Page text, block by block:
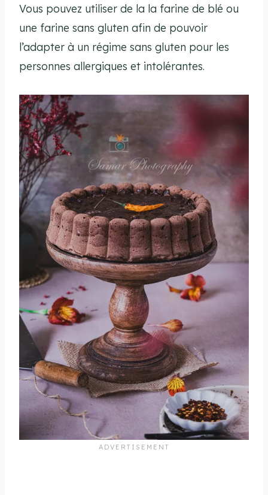
Vous pouvez utiliser de la la farine de blé ou
une farine sans gluten afin de pouvoir
l’adapter à un régime sans gluten pour les
personnes allergiques et intolérantes.